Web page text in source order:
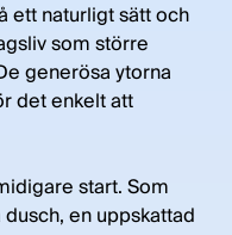
ett naturligt sätt och
som större
generösa ytorna
det enkelt att
start. Som
en uppskattad